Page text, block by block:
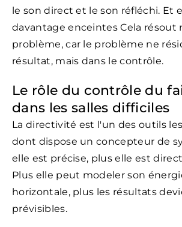
le son direct et le son réfléchi. Et
davantage enceintes Cela résout
problème, car le problème ne
résultat, mais dans le contrôle.
Le rôle du contrôle du
dans les salles difficiles
La directivité est l'un des outils
dont dispose un concepteur de
elle est précise, plus elle est
Plus elle peut modeler son
horizontale, plus les résultats
prévisibles.